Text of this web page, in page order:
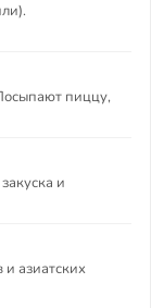
пиццу,
и
азиатских